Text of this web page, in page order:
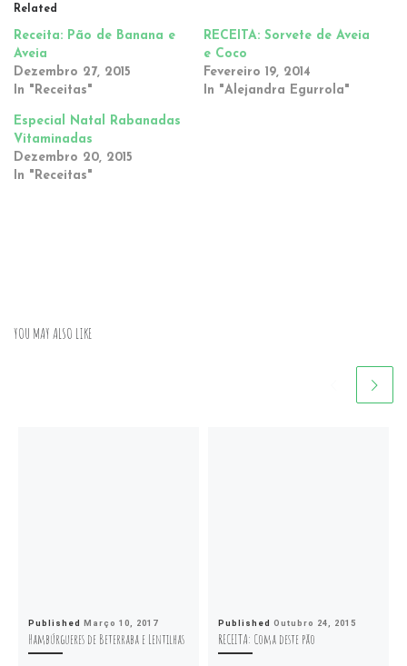
Related
Receita: Pão de Banana e
Aveia
Dezembro 27, 2015
In "Receitas"
RECEITA: Sorvete de Aveia
e Coco
Fevereiro 19, 2014
In "Alejandra Egurrola"
Especial Natal Rabanadas
Vitaminadas
Dezembro 20, 2015
In "Receitas"
YOU MAY ALSO LIKE
Published Março 10, 2017
Hambúrgueres de Beterraba e Lentilhas
Published Outubro 24, 2015
RECEITA: Coma deste pão